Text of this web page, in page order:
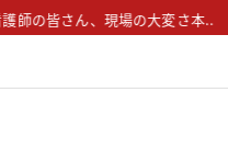
の皆さん、現場の大変さ本..